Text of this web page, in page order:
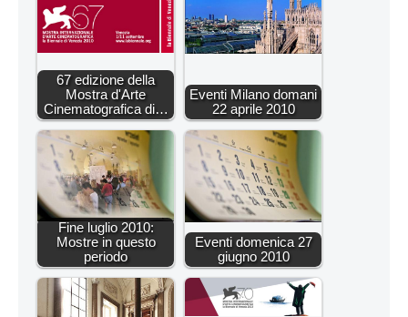
67 edizione della
Mostra d'Arte
Cinematografica di…
Eventi Milano domani
22 aprile 2010
Fine luglio 2010:
Mostre in questo
periodo
Eventi domenica 27
giugno 2010